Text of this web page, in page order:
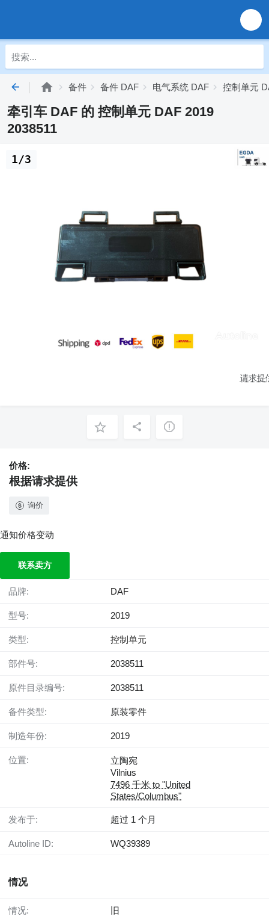
备件 备件 DAF 电气系统 DAF 控制单元
牵引车 DAF 的 控制单元 DAF 2019
2038511
请求提
1/3
价格:
根据请求提供
询价
通知价格变动
联系卖方
品牌: DAF
型号: 2019
类型: 控制单元
部件号: 2038511
原件目录编号: 2038511
备件类型: 原装零件
制造年份: 2019
位置:
立陶宛
Vilnius
7496 千米 to "United
States/Columbus"
发布于: 超过 1 个月
Autoline ID: WQ39389
情况
情况: 旧